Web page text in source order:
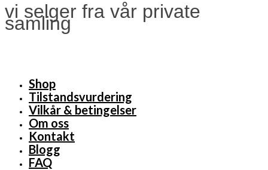
vi selger fra vår private
samling
Shop
Tilstandsvurdering
Vilkår & betingelser
Om oss
Kontakt
Blogg
FAQ